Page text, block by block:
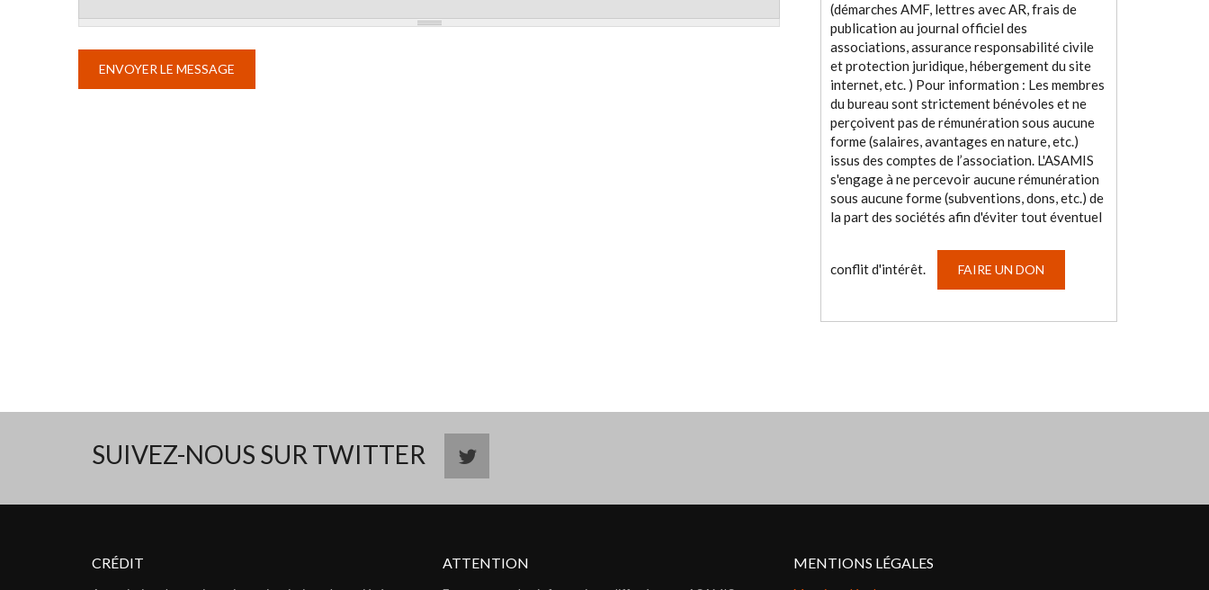
(démarches AMF, lettres avec AR, frais de
publication au journal officiel des
associations, assurance responsabilité civile
et protection juridique, hébergement du site
internet, etc. ) Pour information : Les membres
du bureau sont strictement bénévoles et ne
perçoivent pas de rémunération sous aucune
forme (salaires, avantages en nature, etc.)
issus des comptes de l’association. L'ASAMIS
s'engage à ne percevoir aucune rémunération
sous aucune forme (subventions, dons, etc.) de
la part des sociétés afin d'éviter tout éventuel
conflit d'intérêt. FAIRE UN DON
SUIVEZ-NOUS SUR TWITTER
CRÉDIT ATTENTION MENTIONS LÉGALES